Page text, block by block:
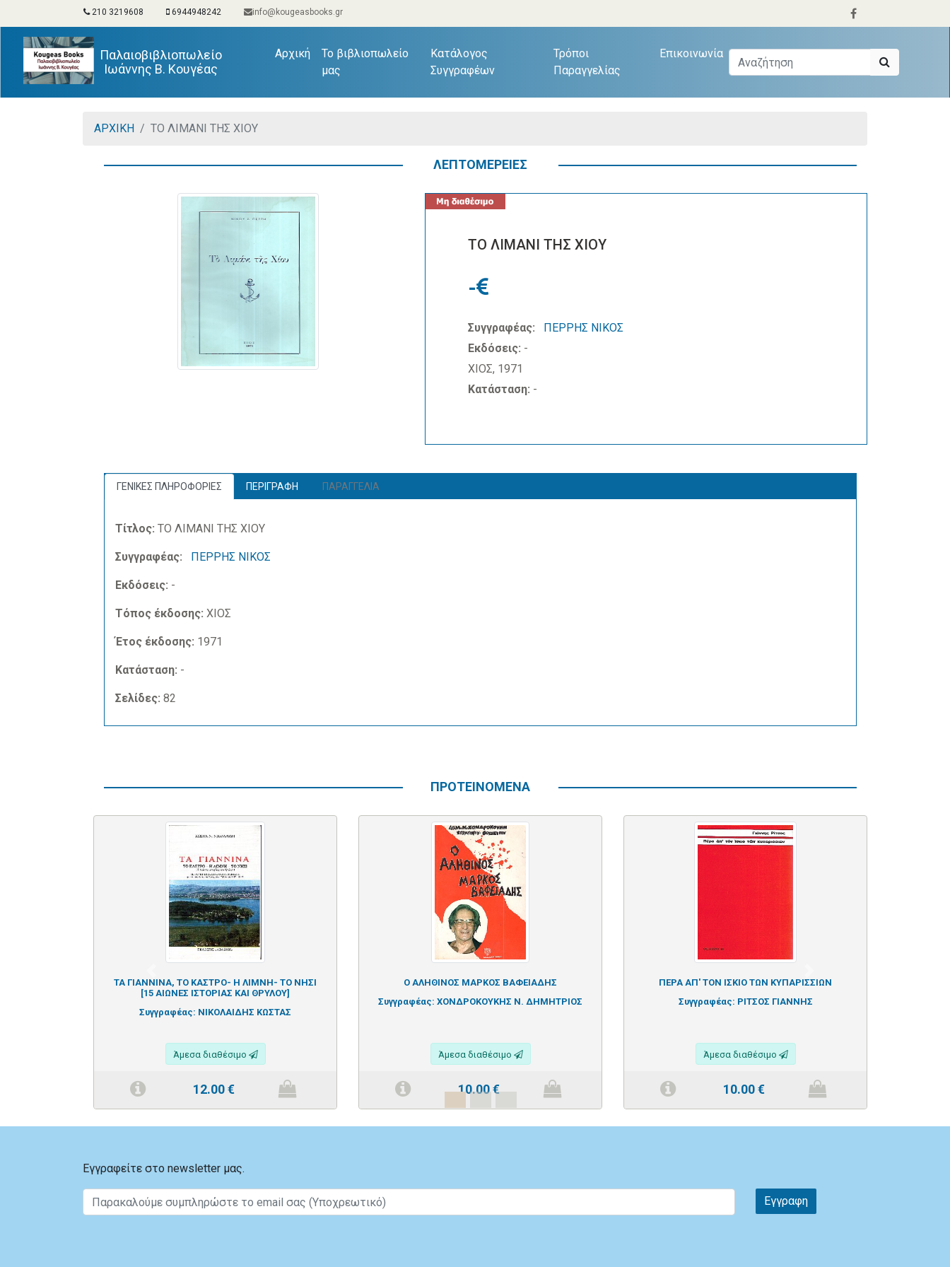
210 3219608 6944948242 info@kougeasbooks.gr
Παλαιοβιβλιοπωλείο
Ιωάννης Β. Κουγέας
Αρχική(current)
Το βιβλιοπωλείο
μας
Κατάλογος
Συγγραφέων
Τρόποι
Παραγγελίας
Επικοινωνία
ΑΡΧΙΚΗ ΤΟ ΛΙΜΑΝΙ ΤΗΣ ΧΙΟΥ
ΛΕΠΤΟΜΕΡΕΙΕΣ
ΤΟ ΛΙΜΑΝΙ ΤΗΣ ΧΙΟΥ
-
Συγγραφέας:
ΠΕΡΡΗΣ ΝΙΚΟΣ
Εκδόσεις: -
ΧΙΟΣ, 1971
Κατάσταση: -
ΓΕΝΙΚΕΣ ΠΛΗΡΟΦΟΡΙΕΣ ΠΕΡΙΓΡΑΦΗ ΠΑΡΑΓΓΕΛΙΑ
Τίτλος: ΤΟ ΛΙΜΑΝΙ ΤΗΣ ΧΙΟΥ
Συγγραφέας: ΠΕΡΡΗΣ ΝΙΚΟΣ
Εκδόσεις: -
Τόπος έκδοσης: ΧΙΟΣ
Έτος έκδοσης: 1971
Κατάσταση: -
Σελίδες: 82
ΠΡΟΤΕΙΝΟΜΕΝΑ
ΤΑ ΓΙΑΝΝΙΝΑ, ΤΟ ΚΑΣΤΡΟ- Η ΛΙΜΝΗ- ΤΟ ΝΗΣΙ
[15 ΑΙΩΝΕΣ ΙΣΤΟΡΙΑΣ ΚΑΙ ΘΡΥΛΟΥ]
Συγγραφέας: ΝΙΚΟΛΑΙΔΗΣ ΚΩΣΤΑΣ
Άμεσα διαθέσιμο
12.00€
Ο ΑΛΗΘΙΝΟΣ ΜΑΡΚΟΣ ΒΑΦΕΙΑΔΗΣ
Συγγραφέας: ΧΟΝΔΡΟΚΟΥΚΗΣ Ν. ΔΗΜΗΤΡΙΟΣ
Άμεσα διαθέσιμο
10.00€
ΠΕΡΑ ΑΠ' ΤΟΝ ΙΣΚΙΟ ΤΩΝ ΚΥΠΑΡΙΣΣΙΩΝ
Συγγραφέας: ΡΙΤΣΟΣ ΓΙΑΝΝΗΣ
Άμεσα διαθέσιμο
10.00€
Previous Next
Εγγραφείτε στο newsletter μας.
Εγγραφη